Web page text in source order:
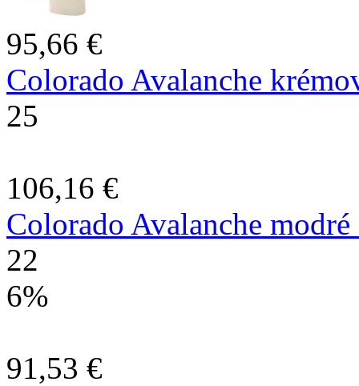
95,66 €
Colorado Avalanche
25
106,16 €
Colorado Avalanche
22
6%
91,53 €